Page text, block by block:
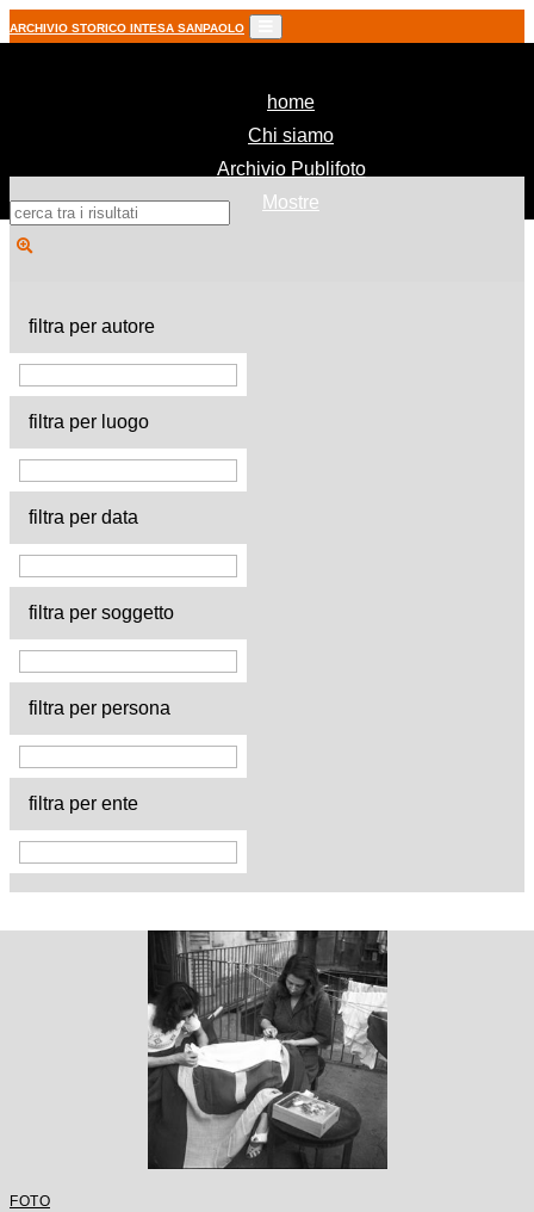
ARCHIVIO STORICO INTESA SANPAOLO
home(current)
Chi siamo
Archivio Publifoto
Mostre
filtra per autore
filtra per luogo
filtra per data
filtra per soggetto
filtra per persona
filtra per ente
FOTO